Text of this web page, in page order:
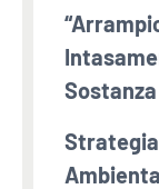
Strategia